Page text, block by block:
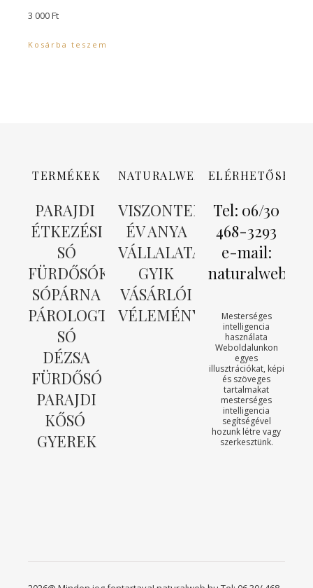
3 000Ft
Kosárba teszem
TERMÉKEK
PARAJDI
ÉTKEZÉSI
SÓ
FÜRDŐSÓK
SÓPÁRNA
PÁROLOGTATÓ
SÓ
DÉZSA
FÜRDŐSÓ
PARAJDI
KŐSÓ
GYEREK
NATURALWEB
VISZONTELADÓ
ÉV ANYA
VÁLLALATA
GYIK
VÁSÁRLÓI
VÉLEMÉNYEK
Tel: 06/30
468-3293
e-mail:
Mesterséges
intelligencia
használata
Weboldalunkon
egyes
illusztrációkat, képi
és szöveges
tartalmakat
mesterséges
intelligencia
segítségével
hozunk létre vagy
szerkesztünk.